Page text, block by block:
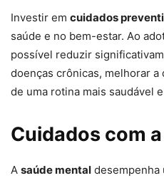
Investir em cuidados
saúde e no bem-estar. Ao
possível reduzir
doenças crônicas, melhorar
de uma rotina mais saudável
Cuidados com
A saúde mental desempenha